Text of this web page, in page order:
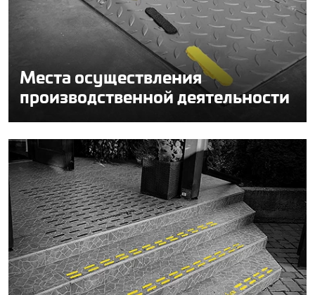
Места осуществления
производственной деятельности